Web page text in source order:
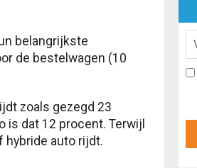
belangrijkste
de bestelwagen (10
zoals gezegd 23
dat 12 procent. Terwijl
hybride auto rijdt.